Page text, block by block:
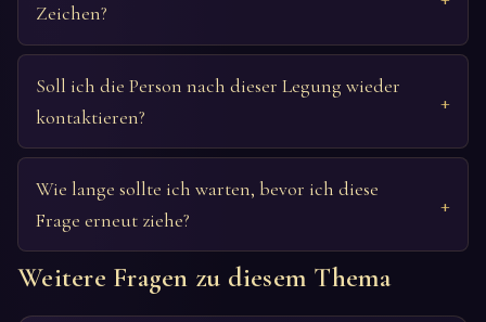
Zeichen?
Soll ich die Person nach dieser Legung wieder
kontaktieren?
Wie lange sollte ich warten, bevor ich diese
Frage erneut ziehe?
Weitere Fragen zu diesem Thema